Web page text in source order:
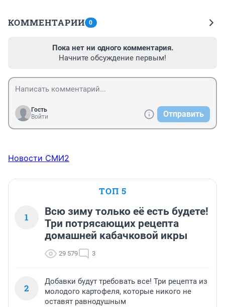
КОММЕНТАРИИ 0
Пока нет ни одного комментария.
Начните обсуждение первым!
Гость
Войти
Отправить
Новости СМИ2
ТОП 5
1
Всю зиму только её есть будете!
Три потрясающих рецепта
домашней кабачковой икры
29 579 3
2
Добавки будут требовать все! Три рецепта из
молодого картофеля, которые никого не
оставят равнодушным